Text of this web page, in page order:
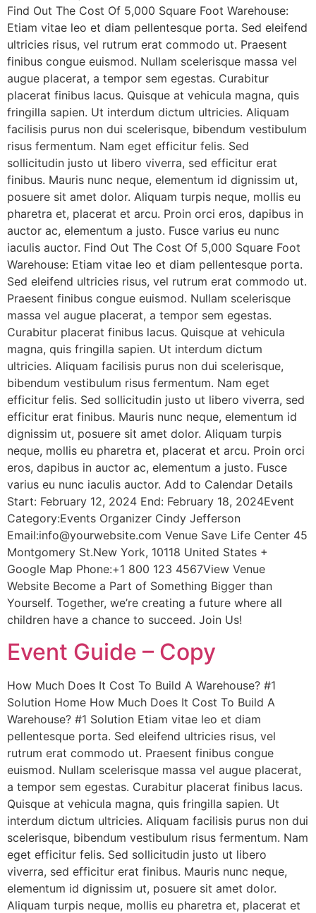
Find Out The Cost Of 5,000 Square Foot Warehouse:
Etiam vitae leo et diam pellentesque porta. Sed eleifend
ultricies risus, vel rutrum erat commodo ut. Praesent
finibus congue euismod. Nullam scelerisque massa vel
augue placerat, a tempor sem egestas. Curabitur
placerat finibus lacus. Quisque at vehicula magna, quis
fringilla sapien. Ut interdum dictum ultricies. Aliquam
facilisis purus non dui scelerisque, bibendum vestibulum
risus fermentum. Nam eget efficitur felis. Sed
sollicitudin justo ut libero viverra, sed efficitur erat
finibus. Mauris nunc neque, elementum id dignissim ut,
posuere sit amet dolor. Aliquam turpis neque, mollis eu
pharetra et, placerat et arcu. Proin orci eros, dapibus in
auctor ac, elementum a justo. Fusce varius eu nunc
iaculis auctor. Find Out The Cost Of 5,000 Square Foot
Warehouse: Etiam vitae leo et diam pellentesque porta.
Sed eleifend ultricies risus, vel rutrum erat commodo ut.
Praesent finibus congue euismod. Nullam scelerisque
massa vel augue placerat, a tempor sem egestas.
Curabitur placerat finibus lacus. Quisque at vehicula
magna, quis fringilla sapien. Ut interdum dictum
ultricies. Aliquam facilisis purus non dui scelerisque,
bibendum vestibulum risus fermentum. Nam eget
efficitur felis. Sed sollicitudin justo ut libero viverra, sed
efficitur erat finibus. Mauris nunc neque, elementum id
dignissim ut, posuere sit amet dolor. Aliquam turpis
neque, mollis eu pharetra et, placerat et arcu. Proin orci
eros, dapibus in auctor ac, elementum a justo. Fusce
varius eu nunc iaculis auctor. Add to Calendar Details
Start: February 12, 2024 End: February 18, 2024Event
Category:Events Organizer Cindy Jefferson
Email:info@yourwebsite.com Venue Save Life Center 45
Montgomery St.New York, 10118 United States +
Google Map Phone:+1 800 123 4567View Venue
Website Become a Part of Something Bigger than
Yourself. Together, we’re creating a future where all
children have a chance to succeed. Join Us!
Event Guide – Copy
How Much Does It Cost To Build A Warehouse? #1
Solution Home How Much Does It Cost To Build A
Warehouse? #1 Solution Etiam vitae leo et diam
pellentesque porta. Sed eleifend ultricies risus, vel
rutrum erat commodo ut. Praesent finibus congue
euismod. Nullam scelerisque massa vel augue placerat,
a tempor sem egestas. Curabitur placerat finibus lacus.
Quisque at vehicula magna, quis fringilla sapien. Ut
interdum dictum ultricies. Aliquam facilisis purus non dui
scelerisque, bibendum vestibulum risus fermentum. Nam
eget efficitur felis. Sed sollicitudin justo ut libero
viverra, sed efficitur erat finibus. Mauris nunc neque,
elementum id dignissim ut, posuere sit amet dolor.
Aliquam turpis neque, mollis eu pharetra et, placerat et